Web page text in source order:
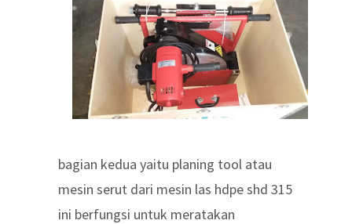
bagian kedua yaitu planing tool atau
mesin serut dari mesin las hdpe shd 315
ini berfungsi untuk meratakan